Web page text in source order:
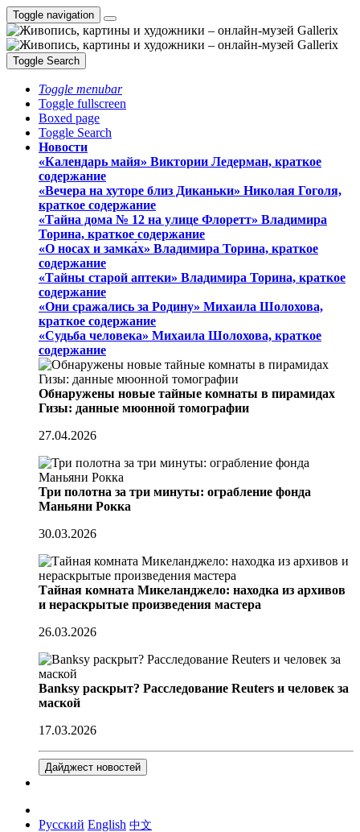
Toggle navigation
Toggle Search
Toggle menubar
Toggle fullscreen
Boxed page
Toggle Search
Новости
«Календарь майя» Виктории Ледерман, краткое
содержание
«Вечера на хуторе близ Диканьки» Николая Гоголя,
краткое содержание
«Тайна дома № 12 на улице Флоретт» Владимира
Торина, краткое содержание
«О носах и замка́х» Владимира Торина, краткое
содержание
«Тайны старой аптеки» Владимира Торина, краткое
содержание
«Они сражались за Родину» Михаила Шолохова,
краткое содержание
«Судьба человека» Михаила Шолохова, краткое
содержание
Обнаружены новые тайные комнаты в пирамидах
Гизы: данные мюонной томографии
27.04.2026
Три полотна за три минуты: ограбление фонда
Маньяни Рокка
30.03.2026
Тайная комната Микеланджело: находка из архивов
и нераскрытые произведения мастера
26.03.2026
Banksy раскрыт? Расследование Reuters и человек за
маской
17.03.2026
Дайджест новостей
Русский English 中文